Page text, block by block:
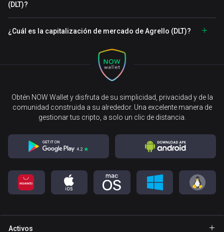
(DLT)?
¿Cuál es la capitalización de mercado de Agrello (DLT)?
Obtén NOW Wallet y disfruta de su simplicidad, privacidad y de la
comunidad construida a su alrededor. Una excelente manera de
gestionar tus cripto, a solo un clic de distancia.
Activos